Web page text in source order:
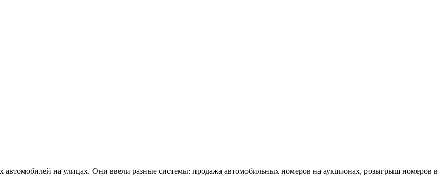
автомобилей на улицах. Они ввели разные системы: продажа автомобильных номеров на аукционах, розыгрыш номеров в